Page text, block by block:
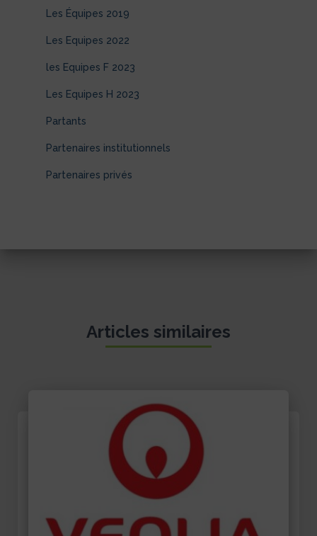
Les Équipes 2019
Les Equipes 2022
les Equipes F 2023
Les Equipes H 2023
Partants
Partenaires institutionnels
Partenaires privés
Articles similaires